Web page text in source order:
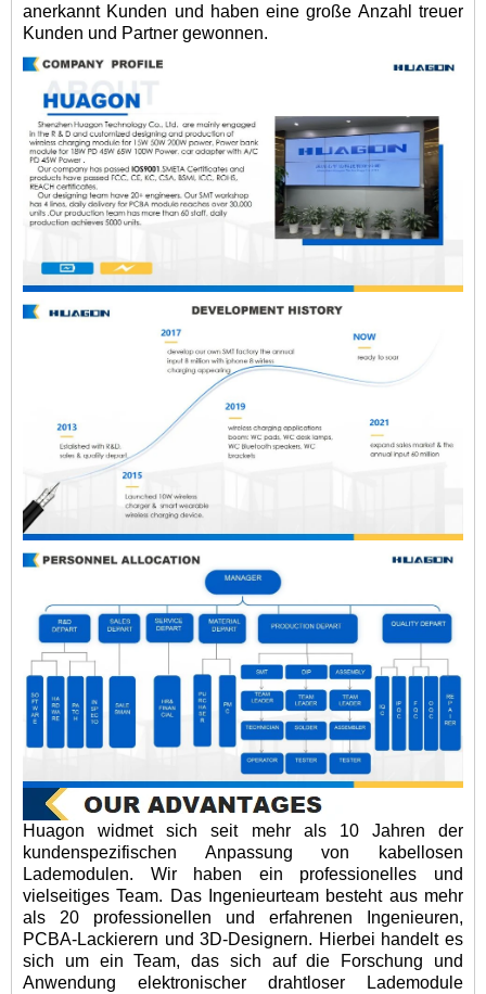
anerkannt Kunden und haben eine große Anzahl treuer
Kunden und Partner gewonnen.
Huagon widmet sich seit mehr als 10 Jahren der
kundenspezifischen Anpassung von kabellosen
Lademodulen. Wir haben ein professionelles und
vielseitiges Team. Das Ingenieurteam besteht aus mehr
als 20 professionellen und erfahrenen Ingenieuren,
PCBA-Lackierern und 3D-Designern. Hierbei handelt es
sich um ein Team, das sich auf die Forschung und
Anwendung elektronischer drahtloser Lademodule